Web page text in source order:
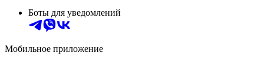
Боты для уведомлений
Мобильное приложение